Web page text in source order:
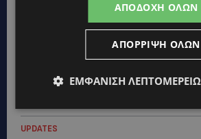
ΚΙΤΡΙΝΗ ΠΡΟΕΙΔΟΠΟΙΗΣΗ: Έτοιμοι για
ΦΕΙΔΙΑΣ ΠΑΝΑΓΙΩΤΟΥ: Η εμφάνισή του
UPDATES
ΑΠΟΔΟΧΉ ΌΛΩΝ
ΑΠΌΡΡΙΨΗ ΌΛΩΝ
ΕΜΦΆΝΙΣΗ